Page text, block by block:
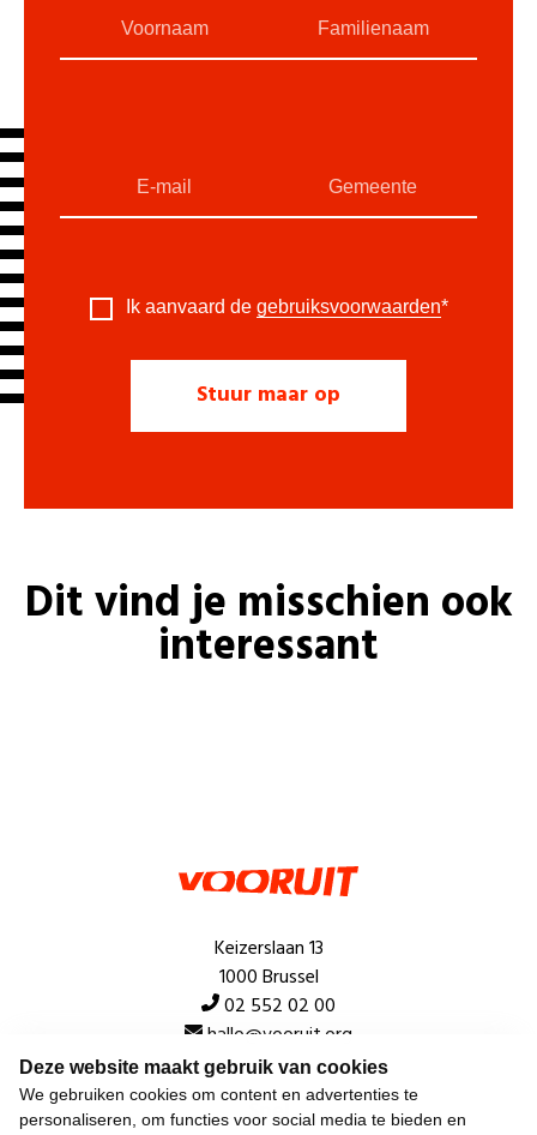
Deze website maakt gebruik van cookies
We gebruiken cookies om content en advertenties te
personaliseren, om functies voor social media te bieden en
Ik aanvaard de gebruiksvoorwaarden*
Dit vind je misschien ook
interessant
Keizerslaan 13
1000 Brussel
02 552 02 00
hallo@vooruit.org
Snel